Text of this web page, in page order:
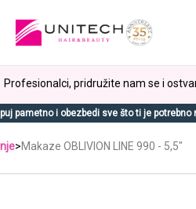
Profesionalci, pridružite nam se i
pametno i obezbedi sve što ti je
>Makaze OBLIVION LINE 990 - 5,5"